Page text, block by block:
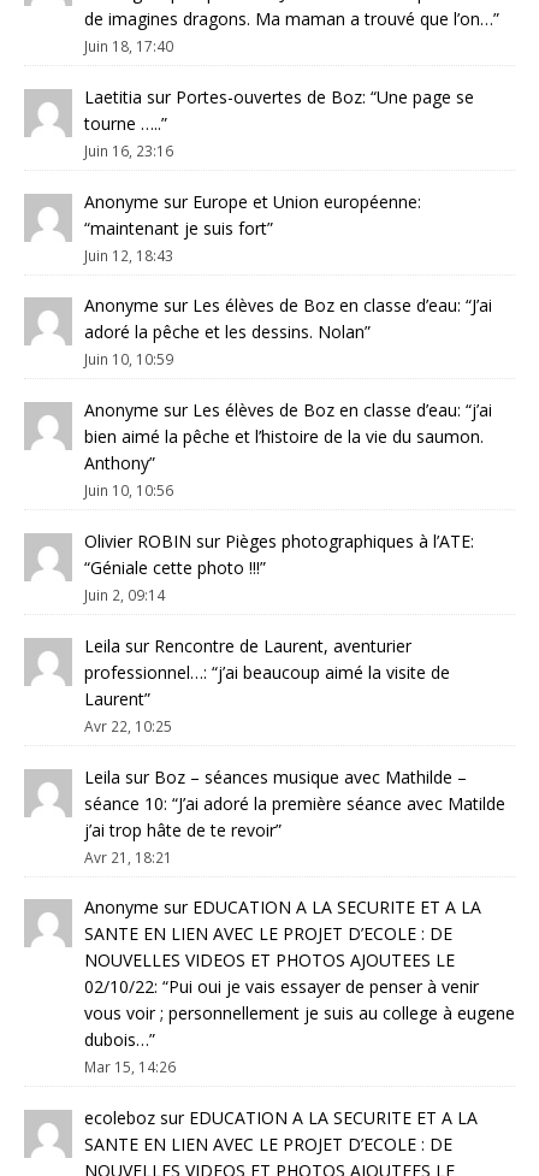
de imagines dragons. Ma maman a trouvé que l’on…”
Juin 18, 17:40
Laetitia sur Portes-ouvertes de Boz: “Une page se
tourne …..”
Juin 16, 23:16
Anonyme sur Europe et Union européenne:
“maintenant je suis fort”
Juin 12, 18:43
Anonyme sur Les élèves de Boz en classe d’eau: “J’ai
adoré la pêche et les dessins. Nolan”
Juin 10, 10:59
Anonyme sur Les élèves de Boz en classe d’eau: “j’ai
bien aimé la pêche et l’histoire de la vie du saumon.
Anthony”
Juin 10, 10:56
Olivier ROBIN sur Pièges photographiques à l’ATE:
“Géniale cette photo !!!”
Juin 2, 09:14
Leila sur Rencontre de Laurent, aventurier
professionnel…: “j’ai beaucoup aimé la visite de
Laurent”
Avr 22, 10:25
Leila sur Boz – séances musique avec Mathilde –
séance 10: “J’ai adoré la première séance avec Matilde
j’ai trop hâte de te revoir”
Avr 21, 18:21
Anonyme sur EDUCATION A LA SECURITE ET A LA
SANTE EN LIEN AVEC LE PROJET D’ECOLE : DE
NOUVELLES VIDEOS ET PHOTOS AJOUTEES LE
02/10/22: “Pui oui je vais essayer de penser à venir
vous voir ; personnellement je suis au college à eugene
dubois…”
Mar 15, 14:26
ecoleboz sur EDUCATION A LA SECURITE ET A LA
SANTE EN LIEN AVEC LE PROJET D’ECOLE : DE
NOUVELLES VIDEOS ET PHOTOS AJOUTEES LE